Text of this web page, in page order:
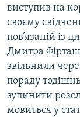
виступив на
своєму
пов’язаній із
Дмитра
звільнили
пораду
зупинити
мовиться у